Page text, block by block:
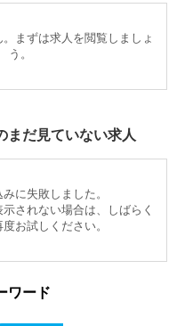
まずは求人を閲覧しましょ
う。
まだ見ていない求人
に失敗しました。
されない場合は、しばらく
お試しください。
ワード